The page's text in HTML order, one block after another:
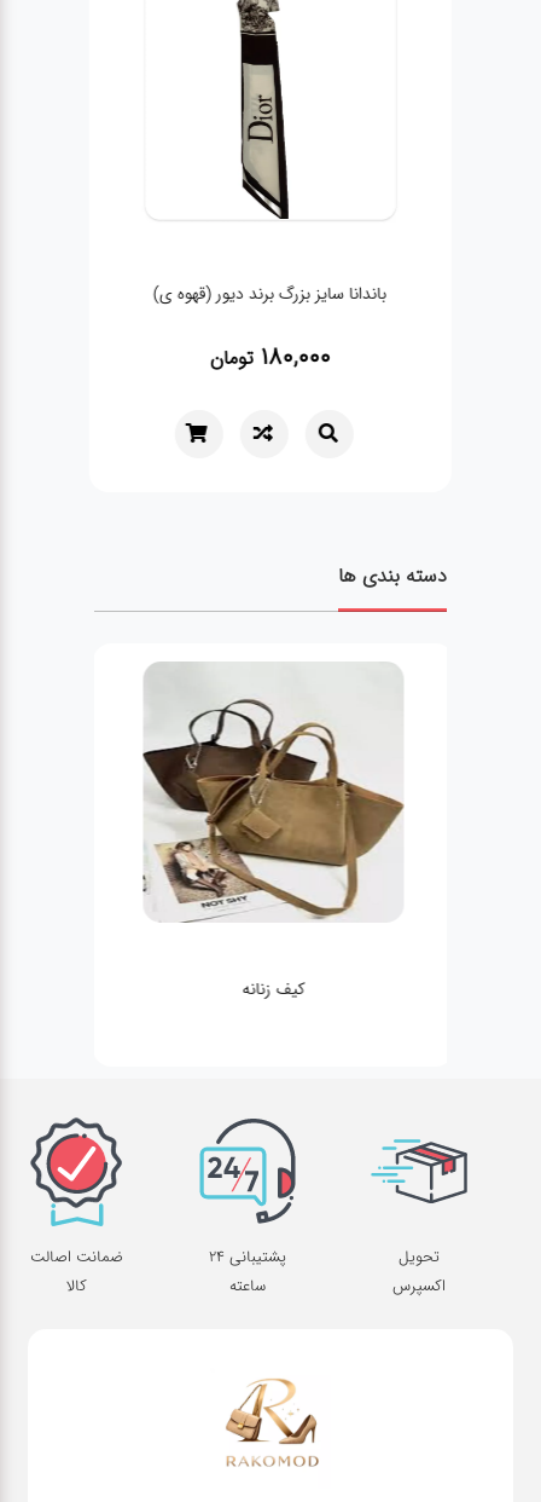
باندانا سایز بزرگ برند دیور (قهوه ی)
180,000 تومان
دسته بندی ها
کیف زنانه
تحویل
اکسپرس
پشتیبانی 24
ساعته
ضمانت اصالت
کالا